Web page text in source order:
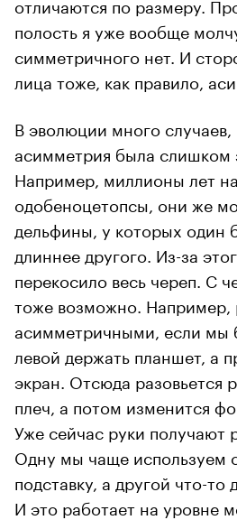
полость я уже вообще
симметричного нет. И
лица тоже, как правило,
В эволюции много случаев,
асимметрия была слишком
Например, миллионы лет
одобеноцетопсы, они же
дельфины, у которых один
длиннее другого. Из-за
перекосило весь череп. С
тоже возможно. Например,
асимметричными, если мы
левой держать планшет, а
экран. Отсюда разовьется
плеч, а потом изменится
Уже сейчас руки получают
Одну мы чаще используем
подставку, а другой что-то
И это работает на уровне